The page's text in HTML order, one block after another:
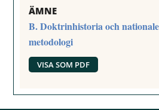
ÄMNE
B. Doktrinhistoria och
metodologi
VISA SOM PDF